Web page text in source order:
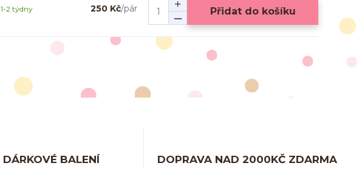
250 Kč/pár
1-2 týdny Přidat do košíku
DÁRKOVÉ BALENÍ DOPRAVA NAD 2000KČ ZDARMA